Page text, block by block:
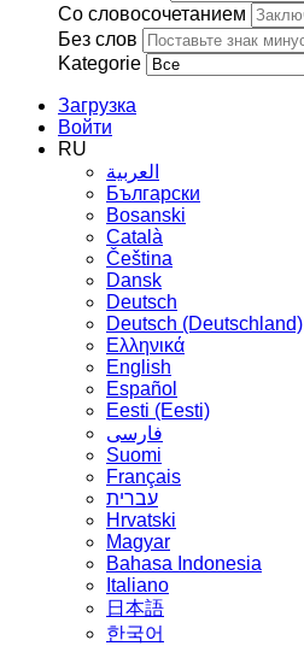
Со словосочетанием
Без слов
Kategorie
Загрузка
Войти
RU
العربية
Български
Bosanski
Сatalà
Čeština
Dansk
Deutsch
Deutsch (Deutschland)
Ελληνικά
English
Español
Eesti (Eesti)
فارسی
Suomi
Français
עברית
Hrvatski
Magyar
Bahasa Indonesia
Italiano
日本語
한국어